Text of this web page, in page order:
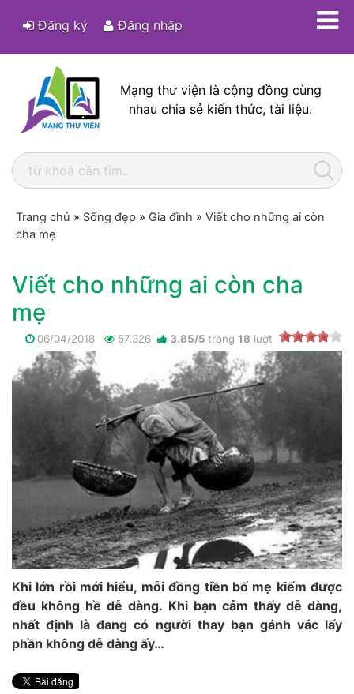
Đăng ký Đăng nhập
Mạng thư viện là cộng đồng cùng
nhau chia sẻ kiến thức, tài liệu.
Trang chủ » Sống đẹp » Gia đình » Viết cho những ai còn
cha mẹ
Viết cho những ai còn cha
mẹ
06/04/2018 57.326 3.85/5 trong 18 lượt
Khi lớn rồi mới hiểu, mỗi đồng tiền bố mẹ kiếm được
đều không hề dễ dàng. Khi bạn cảm thấy dễ dàng,
nhất định là đang có người thay bạn gánh vác lấy
phần không dễ dàng ấy…